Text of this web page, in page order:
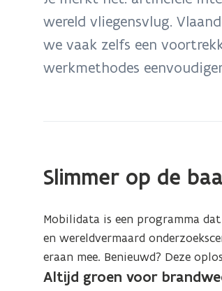
Digitalisering
wereld vliegensvlug.
we vaak zelfs een
werkmethodes
Slimmer op de
Mobilidata is een programma
en wereldvermaard
eraan mee. Benieuwd? Deze
Altijd groen voor